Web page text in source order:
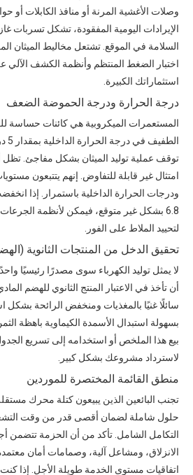
وصلات الأغشية المرنة أو منافذ الكابلات أو
الإيرادات اليومية المفقودة، تشكل تسربات
السلامة في الموقع. تشتعل مخاليط الميثان
اختبار الضغط المنتظم وأنظمة الكشف
استثماراتك الكبيرة.
درجة الحرارة ودرجة الحموضة الضعف
المستعمرات الميكروبية هي كائنات حساسة
توقف عملية توليد الميثان بشكل مفاجئ. تظل
امتثال غير قابلة للتفاوض. إنهم يتتبعون
ودرجات الحرارة الداخلية باستمرار. إذا
6.8 بشكل غير متوقع، فيمكن لأنظمة
لتحييد الملاط على الفور.
تحقيق الدخل من المنتجات الثانوية
لا يمثل توليد الكهرباء سوى مصدرًا رئيسيًا
أن تأخذ في الاعتبار المنتج الثانوي للهضم
سائلًا غنيًا بالمغذيات ومنخفض الرائحة بشكل
بسهولة استبدال الأسمدة الكيماوية باهظة
بيع هذا الملخص أو استخدامه إلى تسريع
لاسترداد مشروعك بشكل كبير.
منطق القائمة المختصرة للموردين
تجنب البائعين الذين يبيعون كتلة محرك
حلول شاملة لضمان أقصى قدر من وقت
التكامل الشامل. تأكد من أن الحزمة تتضمن
الانزلاق، ومشاعل آلية، وصمامات أمان
اتفاقيات مستوى الخدمة طويلة الأجل. إذا